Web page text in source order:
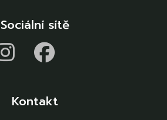
Sociální sítě
Kontakt